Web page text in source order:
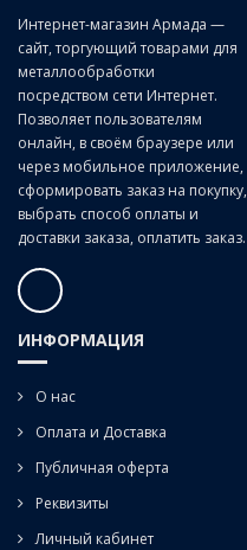
Интернет-магазин Армада —
сайт, торгующий товарами для
металлообработки
посредством сети Интернет.
Позволяет пользователям
онлайн, в своём браузере или
через мобильное приложение,
сформировать заказ на покупку,
выбрать способ оплаты и
доставки заказа, оплатить заказ.
ИНФОРМАЦИЯ
О нас
Оплата и Доставка
Публичная оферта
Реквизиты
Личный кабинет